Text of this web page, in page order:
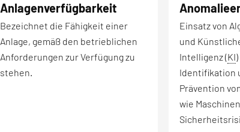
Anlagenverfügbarkeit
Bezeichnet die Fähigkeit einer
Anlage, gemäß den betrieblichen
Anforderungen zur Verfügung zu
stehen.
Einsatz von
und
Intelligenz (KI
Identifikation
Prävention
wie